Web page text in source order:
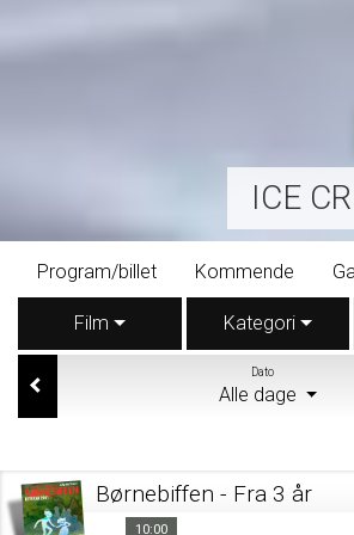
ICE
Program/billet Kommende
Film Kategori
Dato
Alle dage
Børnebiffen - Fra 3 år
10:00